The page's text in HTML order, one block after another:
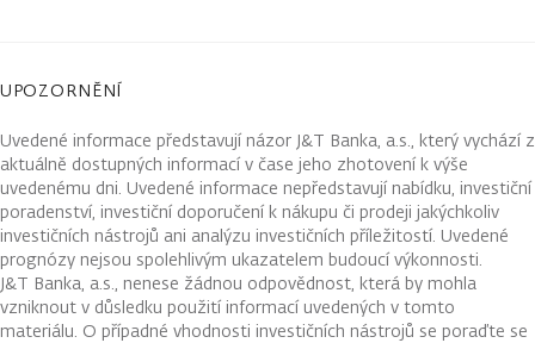
UPOZORNĚNÍ
Uvedené informace představují názor J&T Banka, a.s., který vychází z
aktuálně dostupných informací v čase jeho zhotovení k výše
uvedenému dni. Uvedené informace nepředstavují nabídku, investiční
poradenství, investiční doporučení k nákupu či prodeji jakýchkoliv
investičních nástrojů ani analýzu investičních příležitostí. Uvedené
prognózy nejsou spolehlivým ukazatelem budoucí výkonnosti.
J&T Banka, a.s., nenese žádnou odpovědnost, která by mohla
vzniknout v důsledku použití informací uvedených v tomto
materiálu. O případné vhodnosti investičních nástrojů se poraďte se